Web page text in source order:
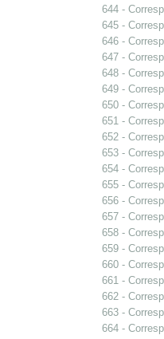
644 -
645 -
646 -
647 -
648 -
649 -
650 -
651 -
652 -
653 -
654 -
655 -
656 -
657 -
658 -
659 -
660 -
661 -
662 -
663 -
664 -